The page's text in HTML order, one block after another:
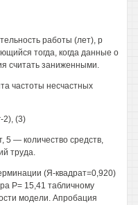
работы (лет), р
тогда, когда данные о
считать заниженными.
частоты несчастных
2), (3)
5 — количество средств,
труда.
(Я-квадрат=0,920)
Р= 15,41 табличному
модели. Апробация